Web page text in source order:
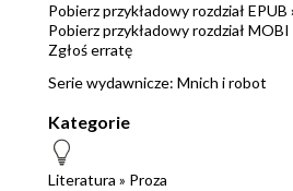
Pobierz przykładowy rozdział EPUB
Pobierz przykładowy rozdział MOBI
Zgłoś erratę
Serie wydawnicze: Mnich i robot
Kategorie
Literatura » Proza